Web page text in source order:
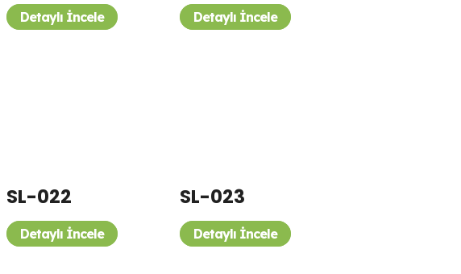
Detaylı İncele Detaylı İncele
SL-022
Detaylı İncele
SL-023
Detaylı İncele